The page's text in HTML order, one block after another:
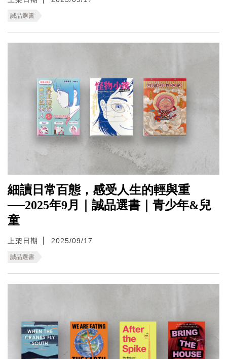
誠品選書
細讀日常百態，感受人生的輕與重
──2025年9月｜誠品選書｜青少年&兒
童
上架日期 2025/09/17
誠品選書